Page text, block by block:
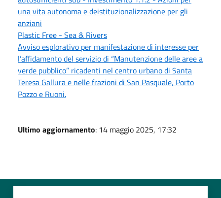
una vita autonoma e deistituzionalizzazione per gli
anziani
Plastic Free - Sea & Rivers
Avviso esplorativo per manifestazione di interesse per
l’affidamento del servizio di “Manutenzione delle aree a
verde pubblico” ricadenti nel centro urbano di Santa
Teresa Gallura e nelle frazioni di San Pasquale, Porto
Pozzo e Ruoni.
Ultimo aggiornamento: 14 maggio 2025, 17:32